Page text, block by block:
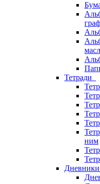
Тетради
ним
Дневники